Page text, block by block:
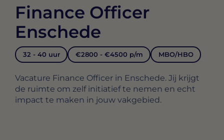
Finance Officer
Enschede
32 - 40 uur €2800 - €4500 p/m MBO/HBO
Vacature Finance Officer in Enschede. Jij krijgt
de ruimte om zelf initiatief te nemen en echt
impact te maken in jouw vakgebied.